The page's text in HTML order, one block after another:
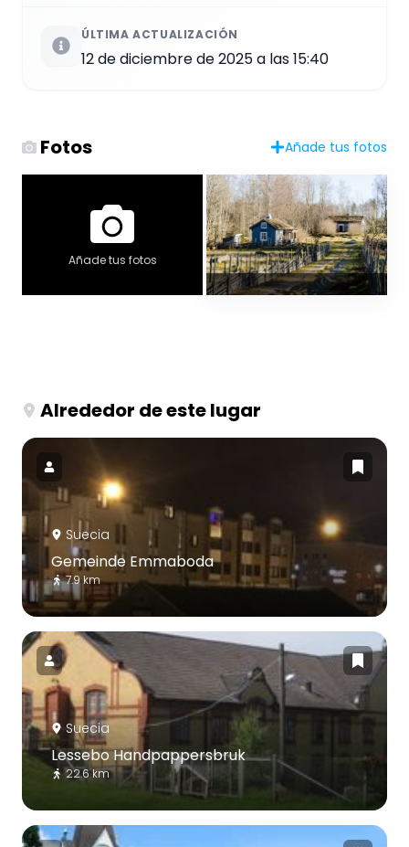
ÚLTIMA ACTUALIZACIÓN
12 de diciembre de 2025 a las 15:40
Fotos Añade tus fotos
Añade tus fotos
Alrededor de este lugar
Suecia
Gemeinde Emmaboda
7.9 km
Suecia
Lessebo Handpappersbruk
22.6 km